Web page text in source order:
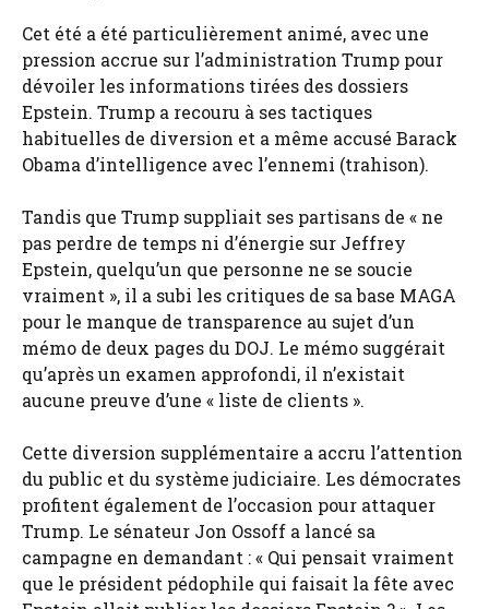
Cet été a été particulièrement animé, avec une
pression accrue sur l’administration Trump pour
dévoiler les informations tirées des dossiers
Epstein. Trump a recouru à ses tactiques
habituelles de diversion et a même accusé Barack
Obama d’intelligence avec l’ennemi (trahison).
Tandis que Trump suppliait ses partisans de « ne
pas perdre de temps ni d’énergie sur Jeffrey
Epstein, quelqu’un que personne ne se soucie
vraiment », il a subi les critiques de sa base MAGA
pour le manque de transparence au sujet d’un
mémo de deux pages du DOJ. Le mémo suggérait
qu’après un examen approfondi, il n’existait
aucune preuve d’une « liste de clients ».
Cette diversion supplémentaire a accru l’attention
du public et du système judiciaire. Les démocrates
profitent également de l’occasion pour attaquer
Trump. Le sénateur Jon Ossoff a lancé sa
campagne en demandant : « Qui pensait vraiment
que le président pédophile qui faisait la fête avec